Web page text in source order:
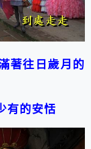
著往日歲月的
有的安恬